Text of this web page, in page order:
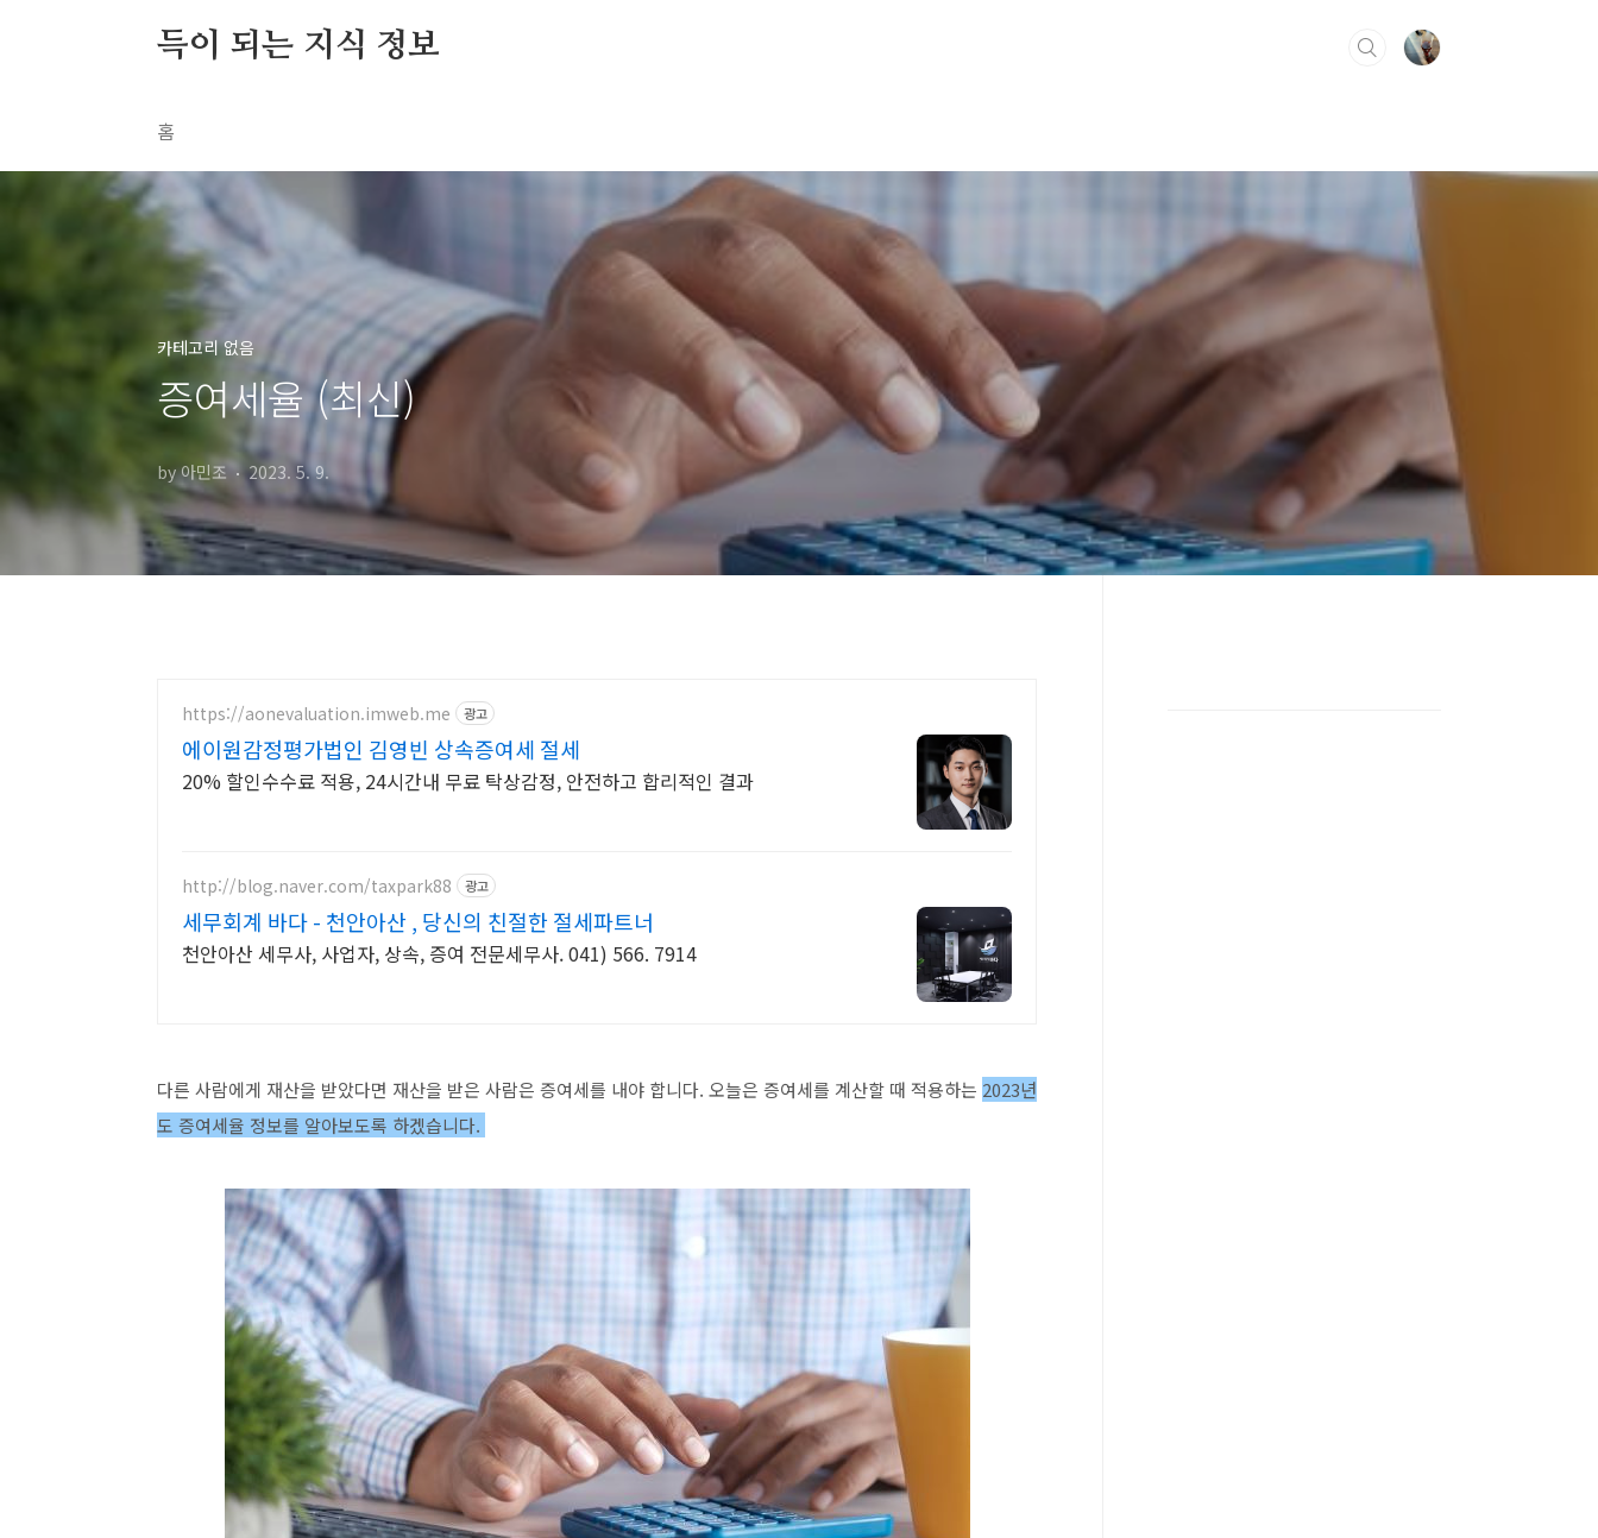
득이 되는 지식 정보
홈
카테고리 없음
증여세율 (최신)
by 아민조 2023. 5. 9.
https://aonevaluation.imweb.me 광고
에이원감정평가법인 김영빈 상속증여세 절세
20% 할인수수료 적용, 24시간내 무료 탁상감정, 안전하고 합리적인 결과
http://blog.naver.com/taxpark88 광고
세무회계 바다 - 천안아산 , 당신의 친절한 절세파트너
천안아산 세무사, 사업자, 상속, 증여 전문세무사. 041) 566. 7914
다른 사람에게 재산을 받았다면 재산을 받은 사람은 증여세를 내야 합니다. 오늘은 증여세를 계산할 때 적용하는 2023년
도 증여세율 정보를 알아보도록 하겠습니다.